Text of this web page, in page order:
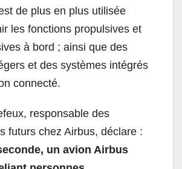
de plus en plus utilisée
les fonctions propulsives et
à bord ; ainsi que des
et des systèmes intégrés
connecté.
responsable des
futurs chez Airbus, déclare :
un avion Airbus